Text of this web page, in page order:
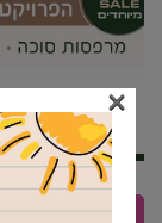
איטליה אירופה
×